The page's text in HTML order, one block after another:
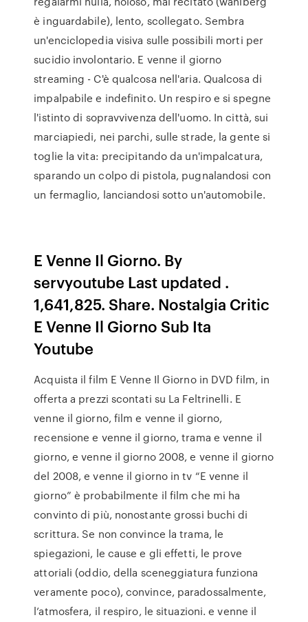
è inguardabile), lento, scollegato. Sembra
un'enciclopedia visiva sulle possibili morti per
sucidio involontario. E venne il giorno
streaming - C'è qualcosa nell'aria. Qualcosa di
impalpabile e indefinito. Un respiro e si spegne
l'istinto di sopravvivenza dell'uomo. In città, sui
marciapiedi, nei parchi, sulle strade, la gente si
toglie la vita: precipitando da un'impalcatura,
sparando un colpo di pistola, pugnalandosi con
un fermaglio, lanciandosi sotto un'automobile.
E Venne Il Giorno. By
servyoutube Last updated .
1,641,825. Share. Nostalgia Critic
E Venne Il Giorno Sub Ita
Youtube
Acquista il film E Venne Il Giorno in DVD film, in
offerta a prezzi scontati su La Feltrinelli. E
venne il giorno, film e venne il giorno,
recensione e venne il giorno, trama e venne il
giorno, e venne il giorno 2008, e venne il giorno
del 2008, e venne il giorno in tv “E venne il
giorno” è probabilmente il film che mi ha
convinto di più, nonostante grossi buchi di
scrittura. Se non convince la trama, le
spiegazioni, le cause e gli effetti, le prove
attoriali (oddio, della sceneggiatura funziona
veramente poco), convince, paradossalmente,
l’atmosfera, il respiro, le situazioni. e venne il